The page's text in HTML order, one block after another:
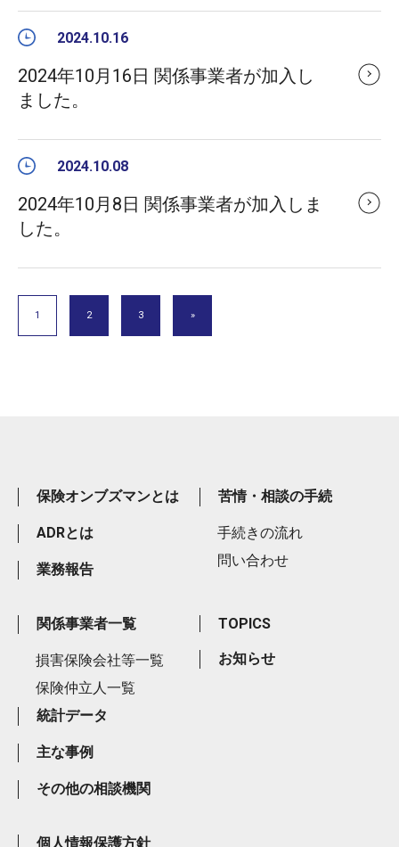
2024.10.16
2024年10月16日 関係事業者が加入し
ました。
2024.10.08
2024年10月8日 関係事業者が加入しま
した。
1 2 3 »
保険オンブズマンとは
ADRとは
業務報告
苦情・相談の手続
手続きの流れ
問い合わせ
関係事業者一覧
損害保険会社等一覧
保険仲立人一覧
統計データ
主な事例
その他の相談機関
TOPICS
お知らせ
個人情報保護方針